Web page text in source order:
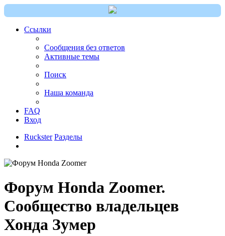
Ссылки
Сообщения без ответов
Активные темы
Поиск
Наша команда
FAQ
Вход
Ruckster Разделы
Форум Honda Zoomer.
Сообщество владельцев
Хонда Зумер